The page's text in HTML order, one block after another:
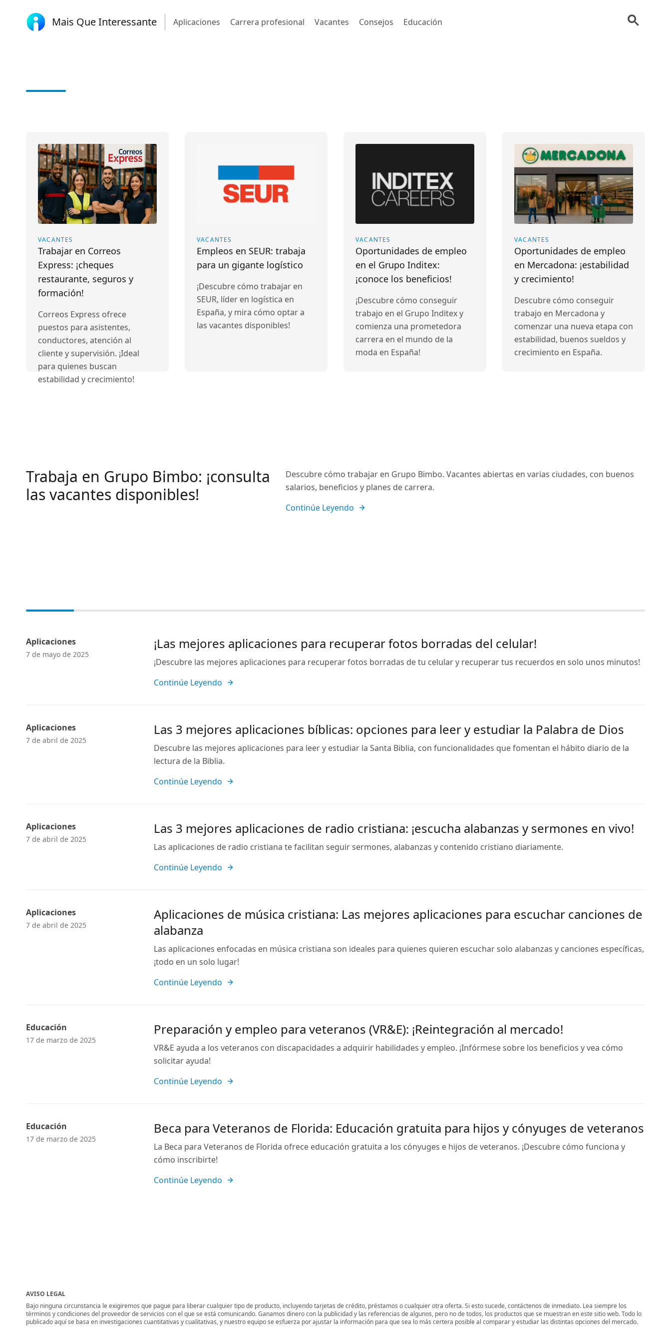
Mais Que Interessante Aplicaciones Carrera profesional Vacantes Consejos Educación
VACANTES
Trabajar en Correos
Express: ¡cheques
restaurante, seguros y
formación!
Correos Express ofrece
puestos para asistentes,
conductores, atención al
cliente y supervisión. ¡Ideal
para quienes buscan
estabilidad y crecimiento!
VACANTES
Empleos en SEUR: trabaja
para un gigante logístico
¡Descubre cómo trabajar en
SEUR, líder en logística en
España, y mira cómo optar a
las vacantes disponibles!
VACANTES
Oportunidades de empleo
en el Grupo Inditex:
¡conoce los beneficios!
¡Descubre cómo conseguir
trabajo en el Grupo Inditex y
comienza una prometedora
carrera en el mundo de la
moda en España!
VACANTES
Oportunidades de empleo
en Mercadona: ¡estabilidad
y crecimiento!
Descubre cómo conseguir
trabajo en Mercadona y
comenzar una nueva etapa con
estabilidad, buenos sueldos y
crecimiento en España.
Trabaja en Grupo Bimbo: ¡consulta
las vacantes disponibles!
Descubre cómo trabajar en Grupo Bimbo. Vacantes abiertas en varias ciudades, con buenos
salarios, beneficios y planes de carrera.
Continúe Leyendo
Aplicaciones
7 de mayo de 2025
¡Las mejores aplicaciones para recuperar fotos borradas del celular!
¡Descubre las mejores aplicaciones para recuperar fotos borradas de tu celular y recuperar tus recuerdos en solo unos minutos!
Continúe Leyendo
Aplicaciones
7 de abril de 2025
Las 3 mejores aplicaciones bíblicas: opciones para leer y estudiar la Palabra de Dios
Descubre las mejores aplicaciones para leer y estudiar la Santa Biblia, con funcionalidades que fomentan el hábito diario de la
lectura de la Biblia.
Continúe Leyendo
Aplicaciones
7 de abril de 2025
Las 3 mejores aplicaciones de radio cristiana: ¡escucha alabanzas y sermones en vivo!
Las aplicaciones de radio cristiana te facilitan seguir sermones, alabanzas y contenido cristiano diariamente.
Continúe Leyendo
Aplicaciones
7 de abril de 2025
Aplicaciones de música cristiana: Las mejores aplicaciones para escuchar canciones de
alabanza
Las aplicaciones enfocadas en música cristiana son ideales para quienes quieren escuchar solo alabanzas y canciones específicas,
¡todo en un solo lugar!
Continúe Leyendo
Educación
17 de marzo de 2025
Preparación y empleo para veteranos (VR&E): ¡Reintegración al mercado!
VR&E ayuda a los veteranos con discapacidades a adquirir habilidades y empleo. ¡Infórmese sobre los beneficios y vea cómo
solicitar ayuda!
Continúe Leyendo
Educación
17 de marzo de 2025
Beca para Veteranos de Florida: Educación gratuita para hijos y cónyuges de veteranos
La Beca para Veteranos de Florida ofrece educación gratuita a los cónyuges e hijos de veteranos. ¡Descubre cómo funciona y
cómo inscribirte!
Continúe Leyendo
AVISO LEGAL
Bajo ninguna circunstancia le exigiremos que pague para liberar cualquier tipo de producto, incluyendo tarjetas de crédito, préstamos o cualquier otra oferta. Si esto sucede, contáctenos de inmediato. Lea siempre los
términos y condiciones del proveedor de servicios con el que se está comunicando. Ganamos dinero con la publicidad y las referencias de algunos, pero no de todos, los productos que se muestran en este sitio web. Todo lo
publicado aquí se basa en investigaciones cuantitativas y cualitativas, y nuestro equipo se esfuerza por ajustar la información para que sea lo más certera posible al comparar y estudiar las distintas opciones del mercado.